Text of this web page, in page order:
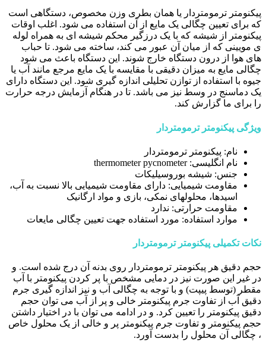
پیکنومتر ترمومتردار یا همان بطری وزن مخصوص، دستگاهی است
که برای تعیین چگالی یک مایع از آن استفاده می شود. اغلب اوقات
پیکنومتر از شیشه که با یک درزگیر محکم شیشه ای به همراه لوله
ی مویینی که از میان آن عبور می کند، ساخته می شود. تا حباب
های هوا از درون دستگاه خارج شوند. این دستگاه باعث می شود
چگالی مایع به میزان دقیقی با مقایسه با یک مایع مرجع مانند آب یا
جیوه با استفاده از توازن تحلیلی اندازه گیری شود. این دستگاه دارای
یک دماسنج در وسط نیز می باشد. تا در هنگام آزمایش درجه حرارت
را برای ما گزارش کند.
ویژگی پیکنومتر ترمومتردار
نام: پیکنومتر ترمومتردار
نام انگلیسی: thermometer pycnometer
جنس: شیشه بوروسیلیکات
مقاومت شیمیایی: دارای مقاومت شیمیایی بالا نسبت به آب،
اسیدها، محلولهای نمکی، بازی و مواد ارگانیک
مقاومت حرارتی: ندارد
موارد استفاده: مورد استفاده جهت تعیین چگالی مایعات
نکات تکمیلی پیکنومتر ترمومتردار
حجم دقیق هر پیکنومتر ترمومتردار روی بدنه آن درج شده است. و
در غیر این صورت نیز در دمایی مشخص با پر کردن پیکنومتر با آب
مقطر (توسط پیپت) و با توجه به چگالی آب و نیز اندازه گیری جرم
دقیق آب از تفاوت جرم پیکنومتر خالی و پر از آب می توان حجم
دقیق پیکنومتر را تعیین کرد. و در ادامه می توان با در اختیار داشتن
حجم پیکنومتر و تفاوت جرم پیکنومتر پر و خالی از یک محلول خاص
، چگالی آن محلول را بدست آورد.